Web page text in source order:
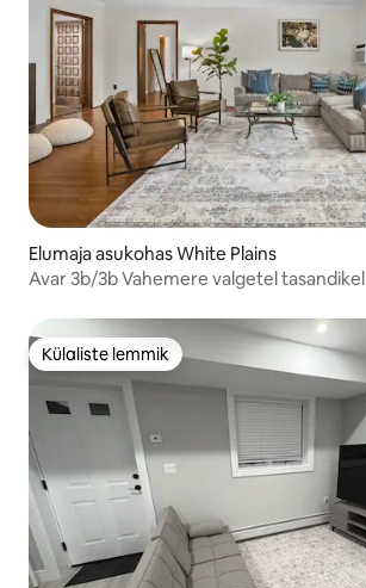
Elumaja asukohas White Plains
Avar 3b/3b Vahemere valgetel tasandikel
Külaliste lemmik
Külaliste lemmik